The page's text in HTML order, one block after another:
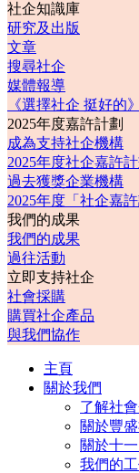
社企知識庫
研究及出版
文章
搜尋社企
媒體報導
《選擇社企 挺好的
2025年度嘉許計劃
成為支持社企機構
2025年度社企嘉許計
過去獲獎企業機構
2025年度「社企嘉
我們的成果
我們的成果
過往活動
立即支持社企
社會採購
購買社企產品
與我們協作
主頁
關於我們
了解社
關於豐
關於十
我們的